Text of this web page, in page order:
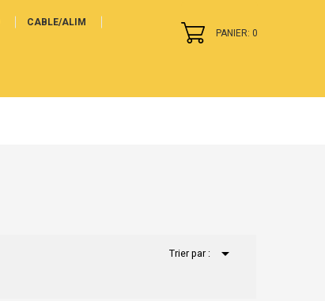
CABLE/ALIM
PANIER: 0
Trier par : 